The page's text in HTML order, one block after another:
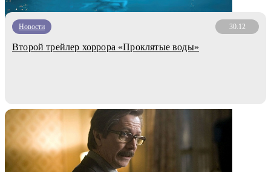
Новости 30.12
Второй трейлер хоррора «Проклятые воды»